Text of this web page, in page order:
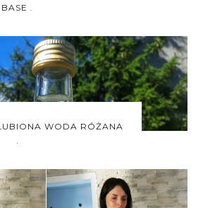
BASE .
WODA RÓŻANA
.